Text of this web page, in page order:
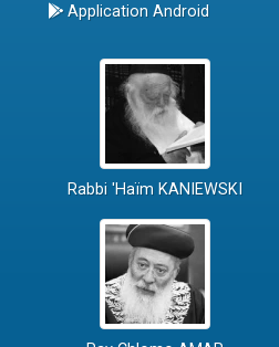
Application Android
Rabbi 'Haïm KANIEWSKI